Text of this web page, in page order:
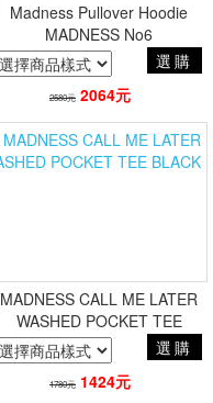
Madness Pullover Hoodie
MADNESS No6
選購
2580元 2064元
MADNESS CALL ME LATER
WASHED POCKET TEE
BLACK
選購
1780元 1424元